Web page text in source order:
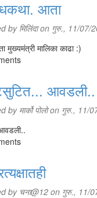
आता
by मिलिंदाon गुरु., 11/07/
मालिका काढा :)
आवडली..
by मार्को पोलोon गुरु., 11/
by चना@12 on गुरु., 11/